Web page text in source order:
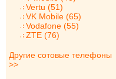
Vertu (51)
VK Mobile (65)
Vodafone (55)
ZTE (76)
Другие сотовые телефоны
>>